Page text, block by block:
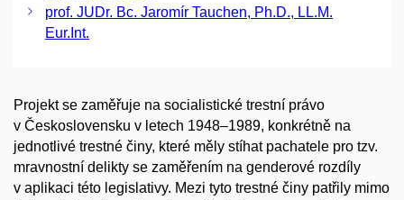
prof. JUDr. Bc. Jaromír Tauchen, Ph.D., LL.M.
Eur.Int.
Projekt se zaměřuje na socialistické trestní právo
v Československu v letech 1948–1989, konkrétně na
jednotlivé trestné činy, které měly stíhat pachatele pro tzv.
mravnostní delikty se zaměřením na genderové rozdíly
v aplikaci této legislativy. Mezi tyto trestné činy patřily mimo